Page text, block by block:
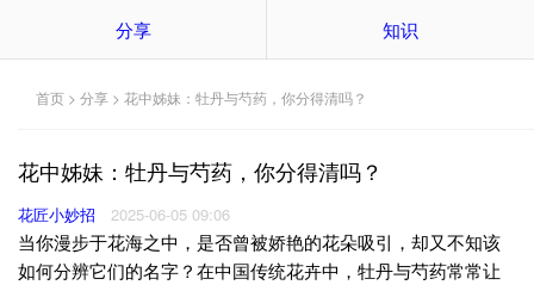
分享 知识
首页 > 分享 > 花中姊妹：牡丹与芍药，你分得清吗？
花中姊妹：牡丹与芍药，你分得清吗？
花匠小妙招 2025-06-05 09:06
当你漫步于花海之中，是否曾被娇艳的花朵吸引，却又不知该
如何分辨它们的名字？在中国传统花卉中，牡丹与芍药常常让